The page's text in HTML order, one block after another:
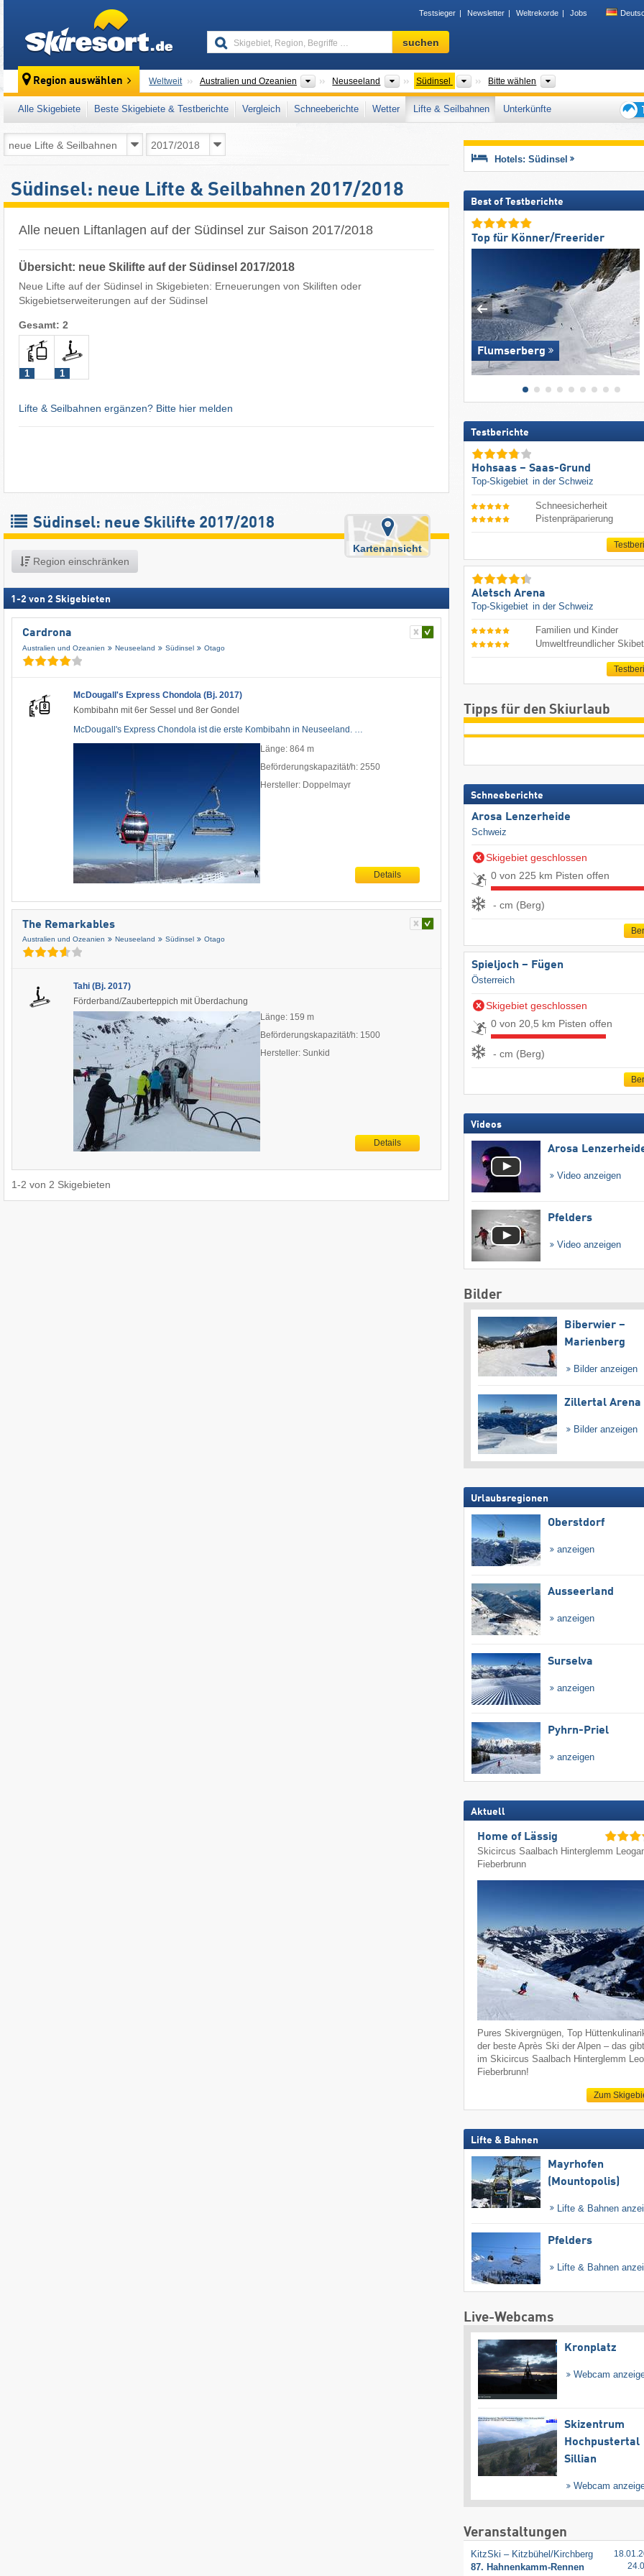
Testsieger Newsletter Weltrekorde Jobs
Skigebiet,
Region,
…
suchen
Region auswählen Weltweit Australien und Ozeanien Kontinente
Neuseeland LänderSüdinsel InselnBitte wählen
Alle Skigebiete Beste Skigebiete & Testberichte Vergleich Schneeberichte Wetter Lifte & Seilbahnen
Unterkünfte
für
Südinsel: neue Lifte & Seilbahnen 2017/2018
Alle neuen Liftanlagen auf der Südinsel zur Saison 2017/2018
Übersicht: neue Skilifte auf der Südinsel 2017/2018
Neue Lifte auf der Südinsel in Skigebieten: Erneuerungen von Skiliften oder
Skigebietserweiterungen auf der Südinsel
Gesamt: 2
1 1
Lifte & Seilbahnen ergänzen? Bitte hier melden
Südinsel: neue Skilifte 2017/2018
Region einschränken
Kartenansicht
1 -2 von 2 Skigebieten
Cardrona
Australien und Ozeanien Neuseeland Südinsel Otago
McDougall's Express Chondola (Bj. 2017)
Kombibahn mit 6er Sessel und 8er Gondel
McDougall's Express Chondola ist die erste Kombibahn in Neuseeland. …
Länge: 864 m
Beförderungskapazität/h: 2550
Hersteller: Doppelmayr
Details
The Remarkables
Australien und Ozeanien Neuseeland Südinsel Otago
Tahi (Bj. 2017)
Förderband/Zauberteppich mit Überdachung
Länge: 159 m
Beförderungskapazität/h: 1500
Hersteller: Sunkid
Details
1-2 von 2 Skigebieten
Hotels: Südinsel
Best of Testberichte
Top für Könner/Freerider
Flumserberg
Testberichte
Hohsaas – Saas-Grund
Top-Skigebiet in der Schweiz
Schneesicherheit
Pistenpräparierung
Aletsch Arena
Top-Skigebiet in der Schweiz
Familien und Kinder
Umweltfreundlicher
Tipps für den Skiurlaub
Schneeberichte
Arosa Lenzerheide
Schweiz
Skigebiet geschlossen
0 von 225 km Pisten offen
- cm (Berg)
Spieljoch – Fügen
Österreich
Skigebiet geschlossen
0 von 20,5 km Pisten offen
- cm (Berg)
Videos
Arosa
Video anzeigen
Pfelders
Video anzeigen
Bilder
Biberwier –
Marienberg
Bilder anzeigen
Zillertal Arena
Bilder anzeigen
Urlaubsregionen
Oberstdorf
anzeigen
Ausseerland
anzeigen
Surselva
anzeigen
Pyhrn-Priel
anzeigen
Aktuell
Home of Lässig
Skicircus Saalbach Hinterglemm
Fieberbrunn
Pures Skivergnügen, Top
der beste Après Ski der Alpen – das
im Skicircus Saalbach Hinterglemm
Fieberbrunn!
Zum
Lifte & Bahnen
Mayrhofen
(Mountopolis)
Lifte & Bahnen
Pfelders
Lifte & Bahnen
Live-Webcams
Kronplatz
Webcam
Skizentrum
Hochpustertal
Sillian
Webcam
Veranstaltungen
KitzSki – Kitzbühel/​Kirchberg
87. Hahnenkamm-Rennen